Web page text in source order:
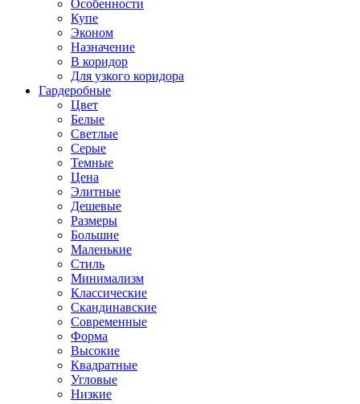
Особенности
Купе
Эконом
Назначение
В коридор
Для узкого коридора
Гардеробные
Цвет
Белые
Светлые
Серые
Темные
Цена
Элитные
Дешевые
Размеры
Большие
Маленькие
Стиль
Минимализм
Классические
Скандинавские
Современные
Форма
Высокие
Квадратные
Угловые
Низкие